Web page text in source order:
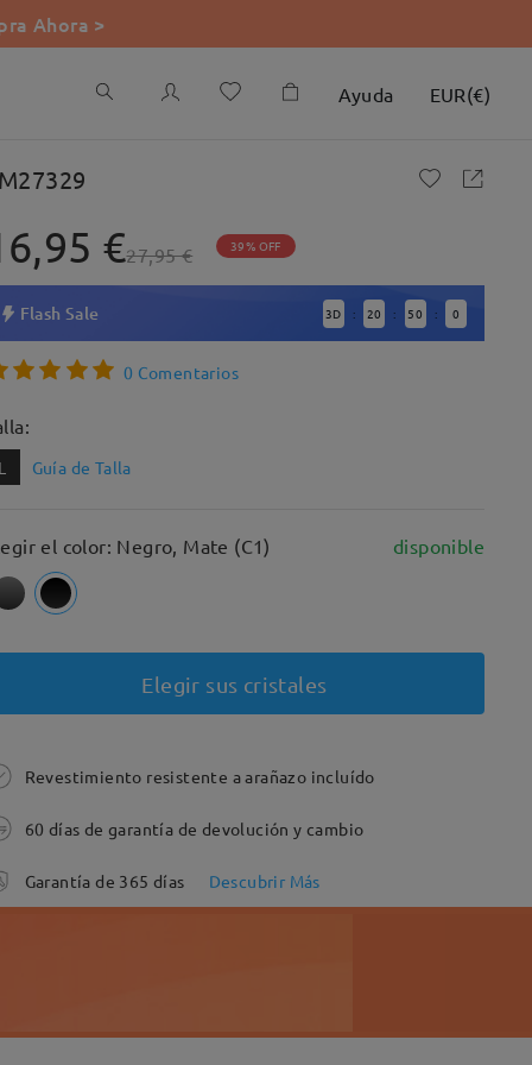
Ahora >
Ayuda EUR(€)
€27,95 € 39% OFF
Flash Sale 3D : 20 : 49 : 59
0 Comentarios
L Guía de Talla
el color: Negro, Mate (C1) disponible
Elegir sus cristales
Revestimiento resistente a arañazo incluído
60 días de garantía de devolución y cambio
Garantía de 365 días Descubrir Más